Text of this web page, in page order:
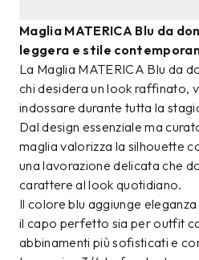
Maglia MATERICA Blu da
leggera e stile
La Maglia MATERICA Blu da
chi desidera un look raffinato,
indossare durante tutta la
Dal design essenziale ma
maglia valorizza la silhouette
una lavorazione delicata che
carattere al look quotidiano.
Il colore blu aggiunge
il capo perfetto sia per outfit
abbinamenti più sofisticati e